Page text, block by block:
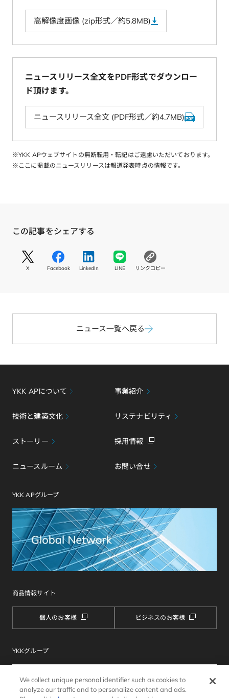
高解像度画像 (zip形式／約5.8MB)
ニュースリリース全文をPDF形式でダウンロー
ド頂けます。
ニュースリリース全文 (PDF形式／約4.7MB)
※YKK APウェブサイトの無断転用・転記はご遠慮いただいております。
※ここに掲載のニュースリリースは報道発表時点の情報です。
この記事をシェアする
S
N
S
X
S
N
S
b
o
Facebook
S
N
S
n
e
I
LinkedIn
S
N
S
N
LINE
コ
ピ
ー
リンクコピー
ニュース一覧へ戻る
YKK APについて 事業紹介
技術と建築文化 サステナビリティ
ストーリー 採用情報
ニュースルーム お問い合せ
YKK APグループ
商品情報サイト
個人のお客様 ビジネスのお客様
YKKグループ
We collect unique personal identifier such as cookies to
analyze our traffic and to personalize content and ads.